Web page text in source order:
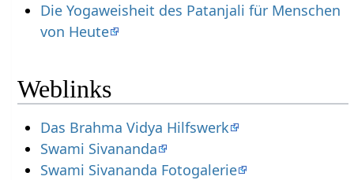
Die Yogaweisheit des Patanjali für Menschen
von Heute
Weblinks
Das Brahma Vidya Hilfswerk
Swami Sivananda
Swami Sivananda Fotogalerie